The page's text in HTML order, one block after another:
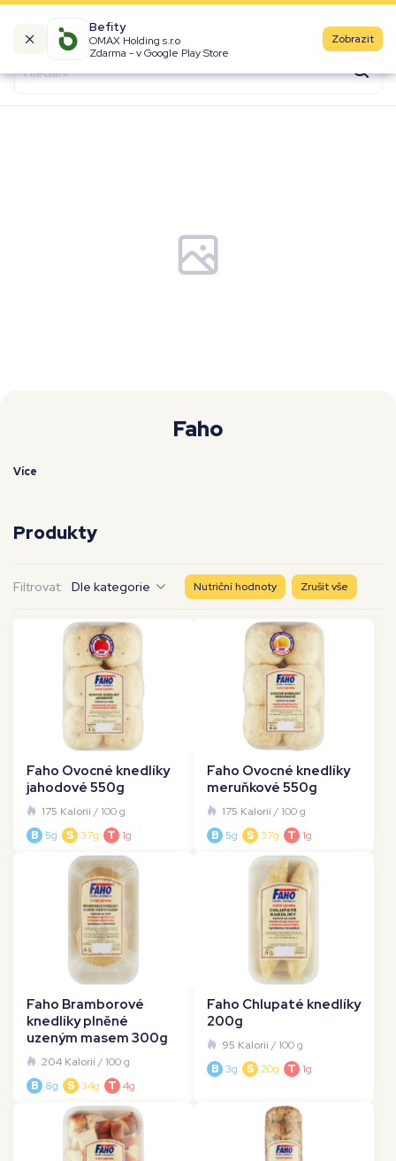
Befity
OMAX Holding s.r.o
Zdarma - v Google Play Store
Zobrazit
Kalorické tabulky
Faho
Více
Produkty
Filtrovat: Dle kategorie Nutriční hodnoty Zrušit vše
Faho Ovocné knedlíky
jahodové 550g
175 Kalorií/ 100 g
B 5g S 37g T 1g
Faho Ovocné knedlíky
meruňkové 550g
175 Kalorií/ 100 g
B 5g S 37g T 1g
Faho Bramborové
knedlíky plněné
uzeným masem 300g
204 Kalorií/ 100 g
B 8g S 34g T 4g
Faho Chlupaté knedlíky
200g
95 Kalorií/ 100 g
B 3g S 20g T 1g